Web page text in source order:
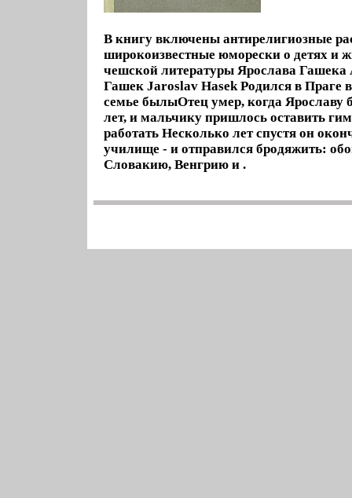
В книгу включены антирелигиозные
широкоизвестные юморески о детях и
чешской литературы Ярослава Гашека
Гашек Jaroslav Hasek Родился в Праге
семье былыОтец умер, когда Ярославу
лет, и мальчику пришлось оставить
работать Несколько лет спустя он
училище - и отправился бродяжить:
Словакию, Венгрию и .